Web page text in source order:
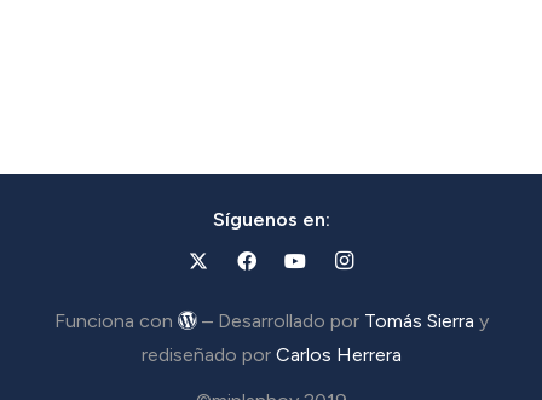
Síguenos en:
Funciona con – Desarrollado por Tomás Sierra y
rediseñado por Carlos Herrera